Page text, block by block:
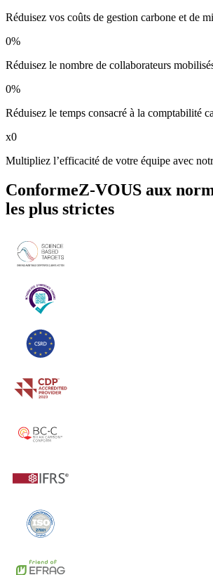
Réduisez vos coûts de gestion carbone et de
0%
Réduisez le nombre de collaborateurs
0%
Réduisez le temps consacré à la comptabilité
x0
Multipliez l’efficacité de votre équipe avec
ConformeZ-VOUS aux
les plus strictes